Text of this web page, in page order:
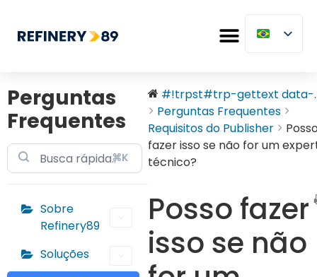
Perguntas
Frequentes
⌘K
Sobre
Refinery89
Soluções
#!trpst#trp-gettext data-
Perguntas Frequentes
Requisitos do Publisher
fazer isso se não for um
técnico?
Posso fazer
isso se não